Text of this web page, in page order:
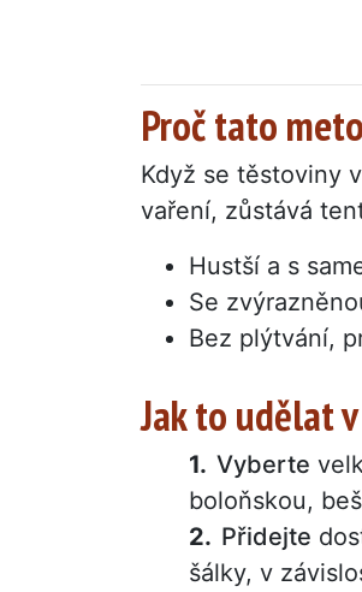
Proč tato
Když se těstoviny
vaření, zůstává
Hustší a s
Se
Bez plýtvání,
Jak to udělat
Vyberte
boloňskou,
Přidejte
šálky, v